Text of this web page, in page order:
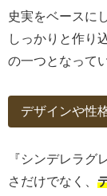
史実をベースに
しっかりと作り
の一つとなって
デザインや性
『シンデレラグ
さだけでなく、